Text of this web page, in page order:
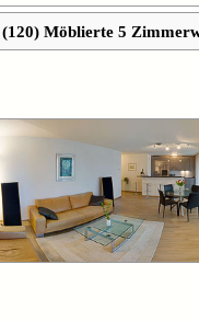
(120) Möblierte 5